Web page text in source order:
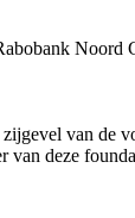
Noord
van de
deze